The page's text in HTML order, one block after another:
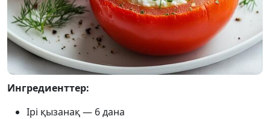
Ингредиенттер:
Ірі қызанақ — 6 дана